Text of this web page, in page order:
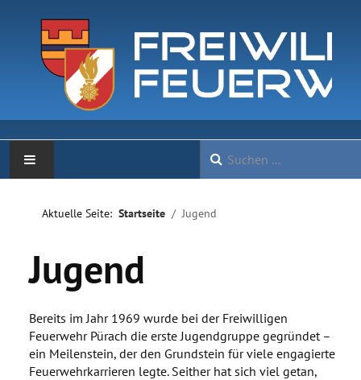
JUGEND
CHRONIK
ÜBUNGSKALENDER
Aktuelle Seite: Startseite Jugend
Jugend
Bereits im Jahr 1969 wurde bei der Freiwilligen
Feuerwehr Pürach die erste Jugendgruppe gegründet –
ein Meilenstein, der den Grundstein für viele engagierte
Feuerwehrkarrieren legte. Seither hat sich viel getan,